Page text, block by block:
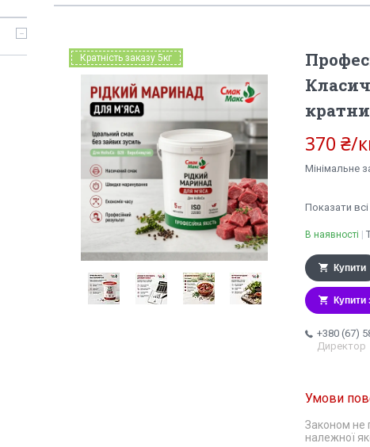
Кратність заказу 5кг
370 ₴/
Мінімальне
Показати всі
В наявності
Купити
Купити
+380 (67)
Директор
Законом не
належної